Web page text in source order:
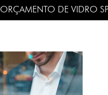
ORÇAMENTO DE VIDRO